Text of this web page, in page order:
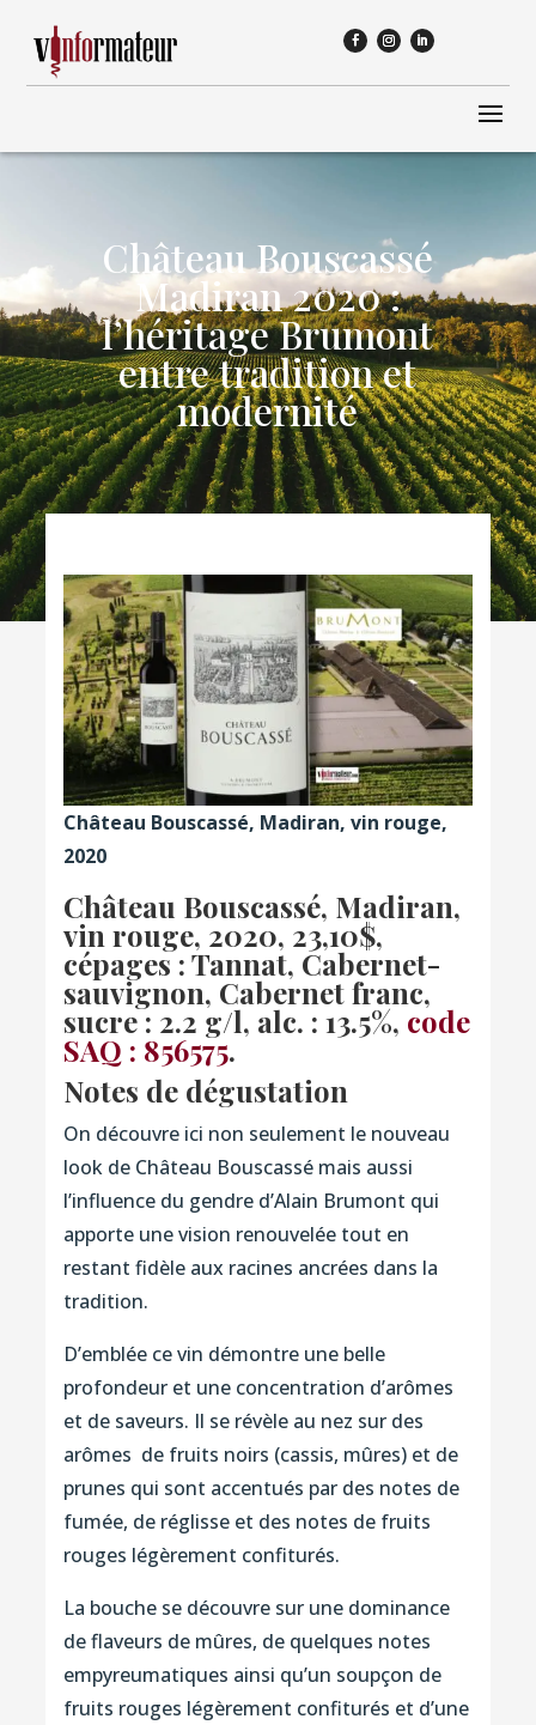
Château Bouscassé
Madiran 2020 :
l’héritage Brumont
entre tradition et
modernité
Château Bouscassé, Madiran, vin rouge,
2020
Château Bouscassé, Madiran,
vin rouge, 2020, 23,10$,
cépages : Tannat, Cabernet-
sauvignon, Cabernet franc,
sucre : 2.2 g/l, alc. : 13.5%, code
SAQ : 856575.
Notes de dégustation
On découvre ici non seulement le nouveau
look de Château Bouscassé mais aussi
l’influence du gendre d’Alain Brumont qui
apporte une vision renouvelée tout en
restant fidèle aux racines ancrées dans la
tradition.
D’emblée ce vin démontre une belle
profondeur et une concentration d’arômes
et de saveurs. Il se révèle au nez sur des
arômes de fruits noirs (cassis, mûres) et de
prunes qui sont accentués par des notes de
fumée, de réglisse et des notes de fruits
rouges légèrement confiturés.
La bouche se découvre sur une dominance
de flaveurs de mûres, de quelques notes
empyreumatiques ainsi qu’un soupçon de
fruits rouges légèrement confiturés et d’une